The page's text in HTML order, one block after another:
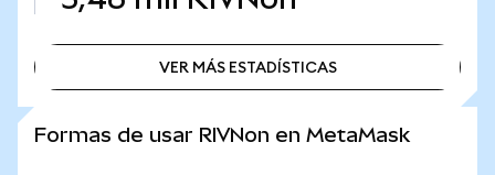
VER MÁS ESTADÍSTICAS
Formas de usar RIVNon en MetaMask